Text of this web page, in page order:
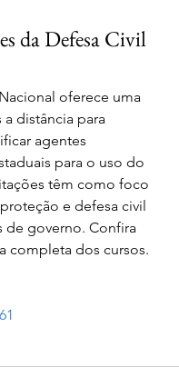
da Defesa Civil
oferece uma
distância para
agentes
para o uso do
têm como foco
e defesa civil
de governo. Confira
completa dos cursos.